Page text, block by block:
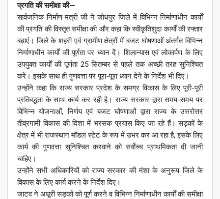
प्रगति की समीक्षा की—
सार्वजनिक निर्माण मंत्री जी ने जोधपुर जिले में विभिन्न निर्माणाधीन कार्यों
की प्रगति की विस्तृत समीक्षा की और कहा कि स्वीकृतिशुदा कार्यों की रफ्तार
बढ़ाएं। जिले के शहरी एवं ग्रामीण क्षेत्रों में बजट घोषणाओं अंतर्गत विभिन्न
निर्माणाधीन कार्यों की पूर्णता पर ध्यान दें। शिलान्यास एवं लोकार्पण के लिए
उपयुक्त कार्यों की पूर्णता 25 सितम्बर से पहले तक अच्छी तरह सुनिश्चित
करें। इसके साथ ही गुणवत्ता पर पूरा-पूरा ध्यान देने के निर्देश भी दिए।
उन्होंने कहा कि राज्य सरकार प्रदेश के समग्र विकास के लिए पूरी-पूरी
प्रतिबद्धता के साथ कार्य कर रही है। राज्य सरकार द्वारा समय-समय पर
विभिन्न योजनाओं, निर्णय एवं बजट घोषणाओं द्वारा राज्य के उत्तरोत्तर
तीव्रगामी विकास की दिशा में भरसक प्रयास किए जा रहे हैं। सड़कों के
क्षेत्र में भी राजस्थान मॉडल स्टेट के रूप में उभर कर आ रहा है, इसके लिए
कार्य की गुणवत्ता सुनिश्चित करवाने को सर्वाेच्च प्राथमिकता दी जानी
चाहिए।
उन्होंने सभी अधिकारियों को राज्य सरकार की मंशा के अनुरूप जिले के
विकास के लिए कार्य करने के निर्देश दिए।
जाटव ने अधूरी सड़कों को पूर्ण करने व विभिन्न निर्माणाधीन कार्यों की समीक्षा